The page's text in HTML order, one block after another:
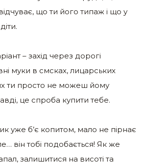
що ти його типаж і що у
– захід через дорогі
муки в смсках, лицарських
ти просто не можеш йому
це спроба купити тебе.
уже б’є копитом, мало не пірнає
він тобі подобається! Як же
залишитися на висоті та